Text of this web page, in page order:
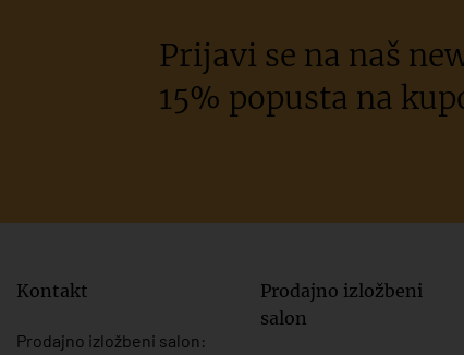
Prijavi se na naš
15% popusta na
Kontakt
Prodajno izložbeni salon:
Prodajno izložbeni
salon